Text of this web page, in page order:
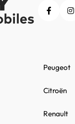
Peugeot
Citroën
Renault